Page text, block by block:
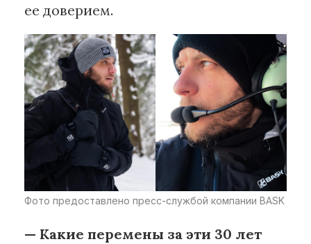
ее доверием.
Фото предоставлено пресс-службой компании BASK
— Какие перемены за эти 30 лет